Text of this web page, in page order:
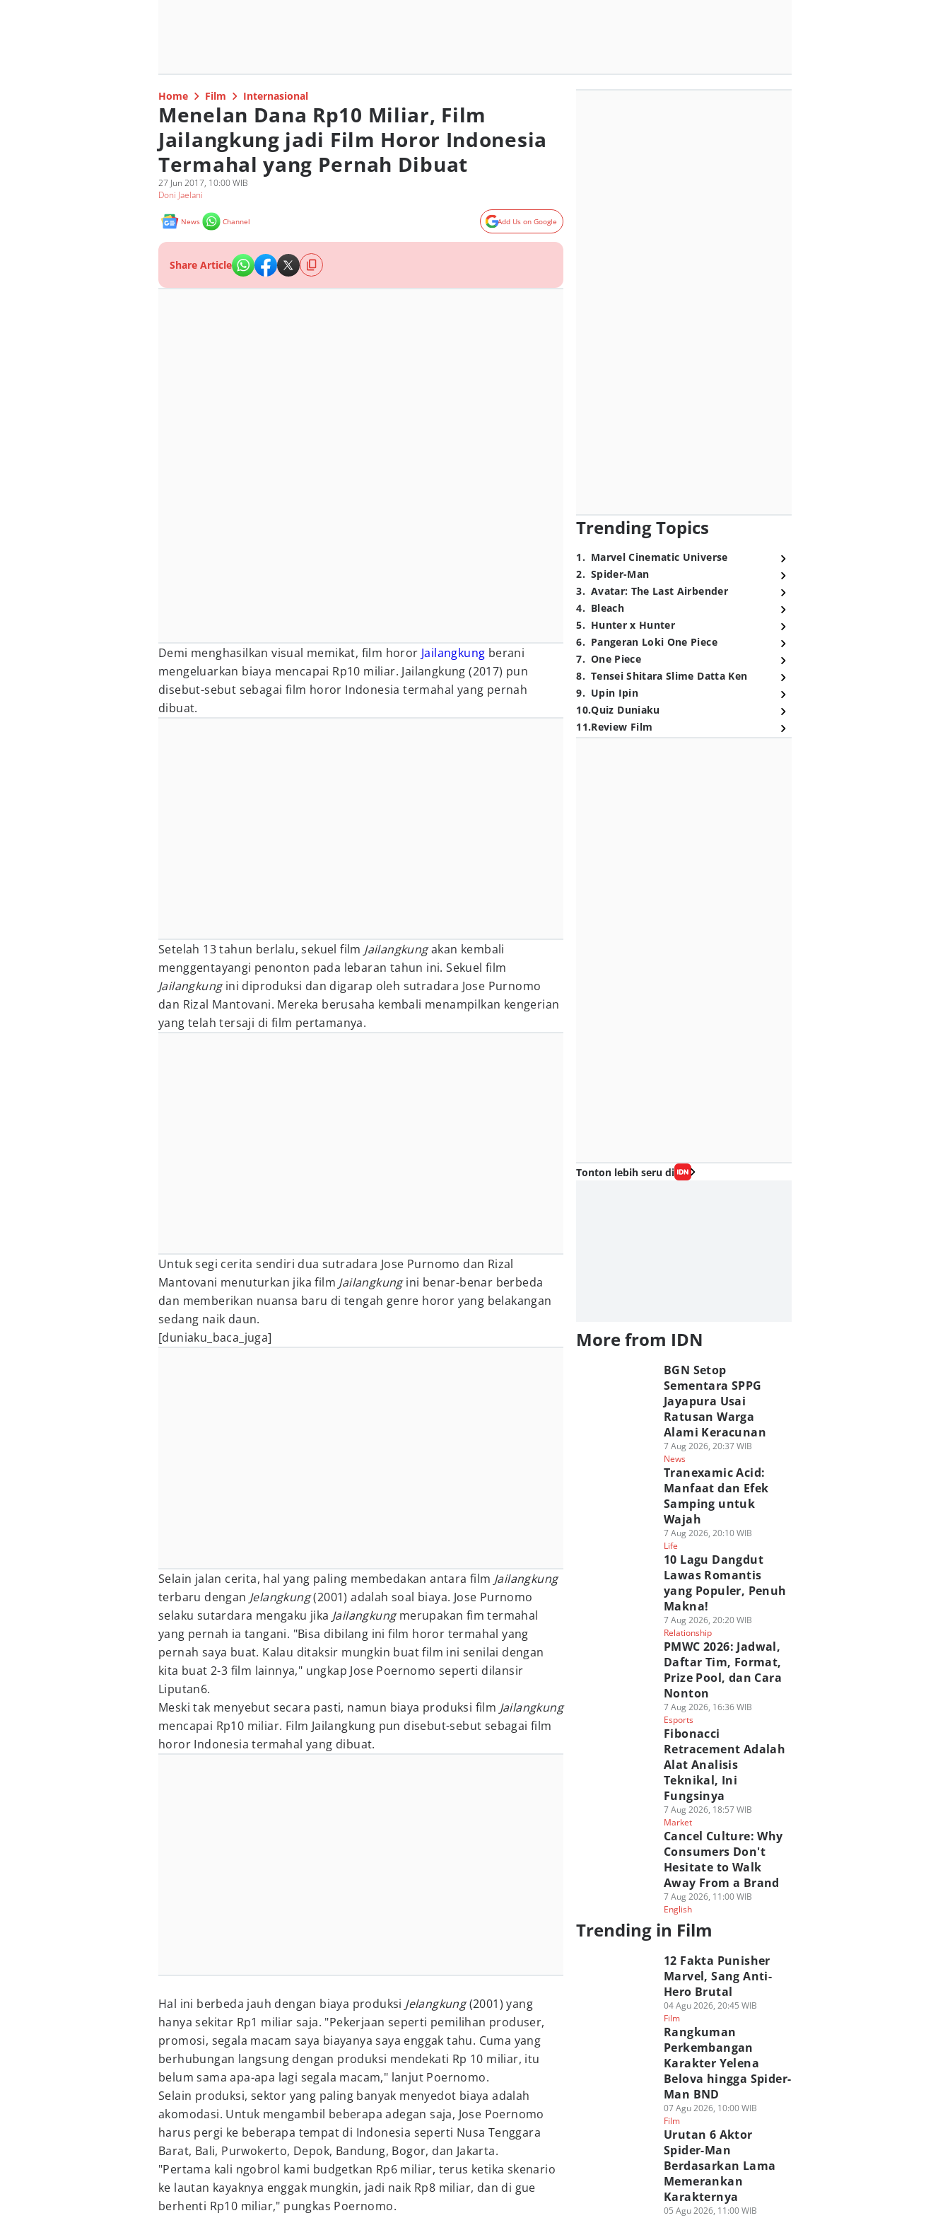
Home Film Internasional
Menelan Dana Rp10 Miliar, Film
Jailangkung jadi Film Horor Indonesia
Termahal yang Pernah Dibuat
27 Jun 2017, 10:00 WIB
Doni Jaelani
News Channel Add Us on Google
Share Article
Demi menghasilkan visual memikat, film horor Jailangkung berani
mengeluarkan biaya mencapai Rp10 miliar. Jailangkung (2017) pun
disebut-sebut sebagai film horor Indonesia termahal yang pernah
dibuat.
Setelah 13 tahun berlalu, sekuel film Jailangkungakan kembali
menggentayangi penonton pada lebaran tahun ini. Sekuel film
Jailangkungini diproduksi dan digarap oleh sutradara Jose Purnomo
dan Rizal Mantovani. Mereka berusaha kembali menampilkan kengerian
yang telah tersaji di film pertamanya.
Untuk segi cerita sendiri dua sutradara Jose Purnomo dan Rizal
Mantovani menuturkan jika film Jailangkungini benar-benar berbeda
dan memberikan nuansa baru di tengah genre horor yang belakangan
sedang naik daun.
[duniaku_baca_juga]
Selain jalan cerita, hal yang paling membedakan antara film Jailangkung
terbaru dengan Jelangkung(2001) adalah soal biaya. Jose Purnomo
selaku sutardara mengaku jika Jailangkungmerupakan fim termahal
yang pernah ia tangani. "Bisa dibilang ini film horor termahal yang
pernah saya buat. Kalau ditaksir mungkin buat film ini senilai dengan
kita buat 2-3 film lainnya," ungkap Jose Poernomo seperti dilansir
Liputan6.
Meski tak menyebut secara pasti, namun biaya produksi film Jailangkung
mencapai Rp10 miliar. Film Jailangkung pun disebut-sebut sebagai film
horor Indonesia termahal yang dibuat.
Hal ini berbeda jauh dengan biaya produksi Jelangkung(2001) yang
hanya sekitar Rp1 miliar saja. "Pekerjaan seperti pemilihan produser,
promosi, segala macam saya biayanya saya enggak tahu. Cuma yang
berhubungan langsung dengan produksi mendekati Rp 10 miliar, itu
belum sama apa-apa lagi segala macam," lanjut Poernomo.
Selain produksi, sektor yang paling banyak menyedot biaya adalah
akomodasi. Untuk mengambil beberapa adegan saja, Jose Poernomo
harus pergi ke beberapa tempat di Indonesia seperti Nusa Tenggara
Barat, Bali, Purwokerto, Depok, Bandung, Bogor, dan Jakarta.
"Pertama kali ngobrol kami budgetkan Rp6 miliar, terus ketika skenario
ke lautan kayaknya enggak mungkin, jadi naik Rp8 miliar, dan di gue
berhenti Rp10 miliar," pungkas Poernomo.
Trending Topics
1. Marvel Cinematic Universe
2. Spider-Man
3. Avatar: The Last Airbender
4. Bleach
5. Hunter x Hunter
6. Pangeran Loki One Piece
7. One Piece
8. Tensei Shitara Slime Datta Ken
9. Upin Ipin
10.Quiz Duniaku
11.Review Film
Tonton lebih seru di
More from IDN
BGN Setop
Sementara SPPG
Jayapura Usai
Ratusan Warga
Alami Keracunan
7 Aug 2026, 20:37 WIB
News
Tranexamic Acid:
Manfaat dan Efek
Samping untuk
Wajah
7 Aug 2026, 20:10 WIB
Life
10 Lagu Dangdut
Lawas Romantis
yang Populer, Penuh
Makna!
7 Aug 2026, 20:20 WIB
Relationship
PMWC 2026: Jadwal,
Daftar Tim, Format,
Prize Pool, dan Cara
Nonton
7 Aug 2026, 16:36 WIB
Esports
Fibonacci
Retracement Adalah
Alat Analisis
Teknikal, Ini
Fungsinya
7 Aug 2026, 18:57 WIB
Market
Cancel Culture: Why
Consumers Don't
Hesitate to Walk
Away From a Brand
7 Aug 2026, 11:00 WIB
English
Trending in Film
12 Fakta Punisher
Marvel, Sang Anti-
Hero Brutal
04 Agu 2026, 20:45 WIB
Film
Rangkuman
Perkembangan
Karakter Yelena
Belova hingga Spider-
Man BND
07 Agu 2026, 10:00 WIB
Film
Urutan 6 Aktor
Spider-Man
Berdasarkan Lama
Memerankan
Karakternya
05 Agu 2026, 11:00 WIB